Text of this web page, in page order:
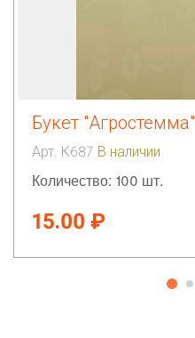
Букет "Агростемма"
Арт. К687 В наличии
Количество: 100 шт.
15.00 ₽